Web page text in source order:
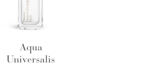
Aqua
Universalis